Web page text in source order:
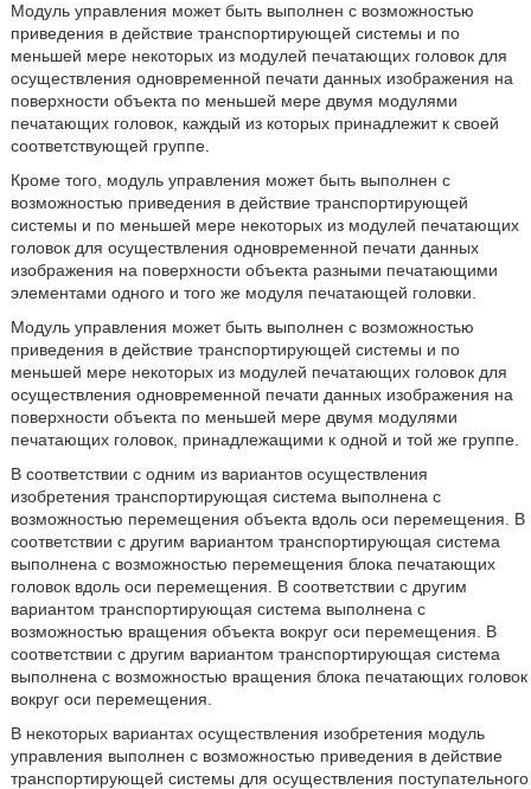
Модуль управления может быть выполнен с возможностью
приведения в действие транспортирующей системы и по
меньшей мере некоторых из модулей печатающих головок для
осуществления одновременной печати данных изображения на
поверхности объекта по меньшей мере двумя модулями
печатающих головок, каждый из которых принадлежит к своей
соответствующей группе.
Кроме того, модуль управления может быть выполнен с
возможностью приведения в действие транспортирующей
системы и по меньшей мере некоторых из модулей печатающих
головок для осуществления одновременной печати данных
изображения на поверхности объекта разными печатающими
элементами одного и того же модуля печатающей головки.
Модуль управления может быть выполнен с возможностью
приведения в действие транспортирующей системы и по
меньшей мере некоторых из модулей печатающих головок для
осуществления одновременной печати данных изображения на
поверхности объекта по меньшей мере двумя модулями
печатающих головок, принадлежащими к одной и той же группе.
В соответствии с одним из вариантов осуществления
изобретения транспортирующая система выполнена с
возможностью перемещения объекта вдоль оси перемещения. В
соответствии с другим вариантом транспортирующая система
выполнена с возможностью перемещения блока печатающих
головок вдоль оси перемещения. В соответствии с другим
вариантом транспортирующая система выполнена с
возможностью вращения объекта вокруг оси перемещения. В
соответствии с другим вариантом транспортирующая система
выполнена с возможностью вращения блока печатающих головок
вокруг оси перемещения.
В некоторых вариантах осуществления изобретения модуль
управления выполнен с возможностью приведения в действие
транспортирующей системы для осуществления поступательного